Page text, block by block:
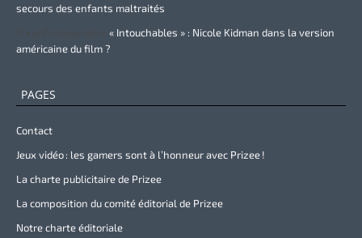
secours des enfants maltraités
« Intouchables » : Nicole Kidman dans la version
américaine du film ?
PAGES
Contact
Jeux vidéo : les gamers sont à l’honneur avec Prizee !
La charte publicitaire de Prizee
La composition du comité éditorial de Prizee
Notre charte éditoriale